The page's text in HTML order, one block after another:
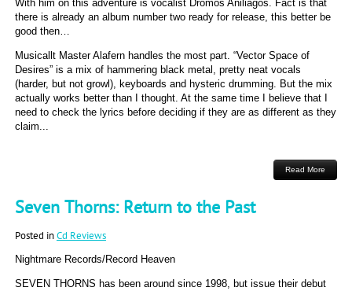
With him on this adventure is vocalist Dromos Aniliagos. Fact is that
there is already an album number two ready for release, this better be
good then…
Musicallt Master Alafern handles the most part. “Vector Space of
Desires” is a mix of hammering black metal, pretty neat vocals
(harder, but not growl), keyboards and hysteric drumming. But the mix
actually works better than I thought. At the same time I believe that I
need to check the lyrics before deciding if they are as different as they
claim...
Read More
Seven Thorns: Return to the Past
Posted inCd Reviews
Nightmare Records/Record Heaven
SEVEN THORNS has been around since 1998, but issue their debut